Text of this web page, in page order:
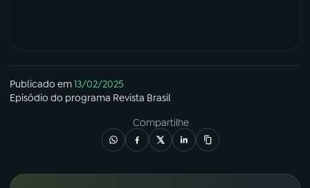
Publicado em13/02/2025
Episódio do programa Revista Brasil
Compartilhe